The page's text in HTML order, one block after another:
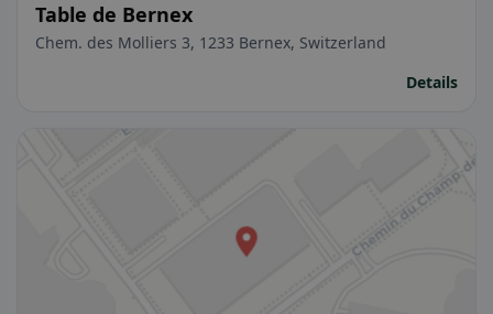
Table de Bernex
Chem. des Molliers 3, 1233 Bernex, Switzerland
Details